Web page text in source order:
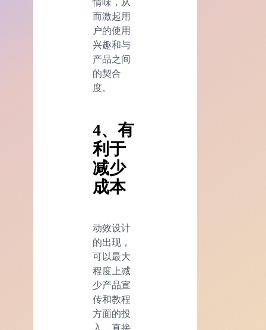
而激起用
户的使用
兴趣和与
产品之间
的契合
度。
4、有
利于
减少
成本
动效设计
的出现，
可以最大
程度上减
少产品宣
传和教程
方面的投
入，直接